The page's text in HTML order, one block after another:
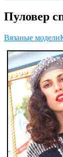
Пуловер
Вязаные модели